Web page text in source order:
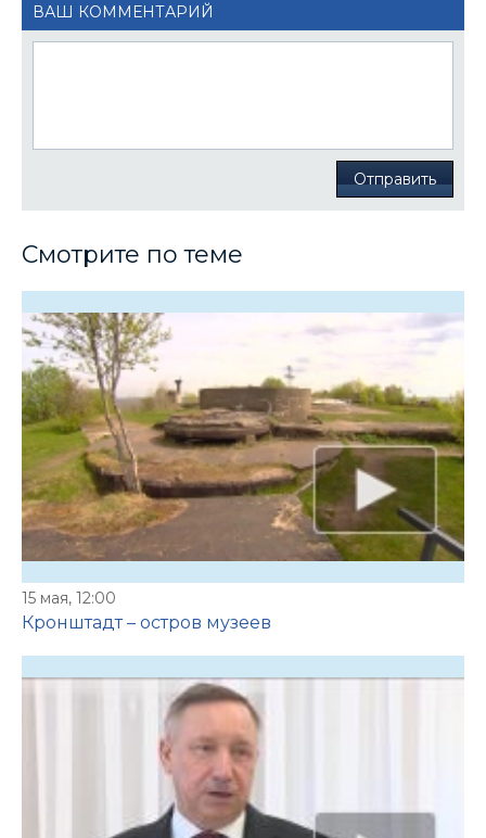
ВАШ КОММЕНТАРИЙ
Отправить
Смотрите по теме
15 мая, 12:00
Кронштадт – остров музеев